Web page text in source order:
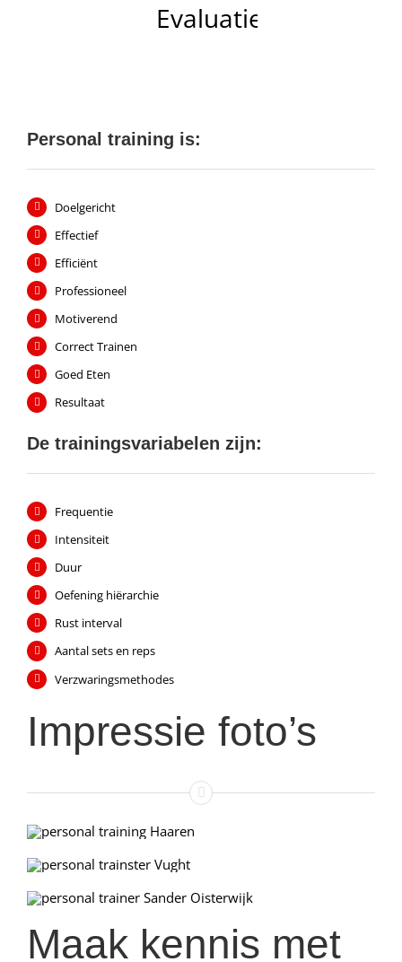
Evaluatie
Personal training is:
Doelgericht
Effectief
Efficiënt
Professioneel
Motiverend
Correct Trainen
Goed Eten
Resultaat
De trainingsvariabelen zijn:
Frequentie
Intensiteit
Duur
Oefening hiërarchie
Rust interval
Aantal sets en reps
Verzwaringsmethodes
Impressie foto’s
Maak kennis met